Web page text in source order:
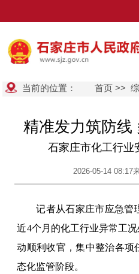
当前的位置： 首页 >>
精准发力筑防线
石家庄市化工行业
2026-05-14 08:17
记者从石家庄市应急管
近4个月的化工行业异常工
动顺利收官，集中整治各项
态化监管阶段。